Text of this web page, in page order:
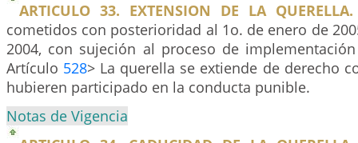
ARTICULO 33. EXTENSION DE LA QUERELLA.
cometidos con posterioridad al 1o. de enero de
2004, con sujeción al proceso de
Artículo 528> La querella se extiende de derecho
hubieren participado en la conducta punible.
Notas de Vigencia